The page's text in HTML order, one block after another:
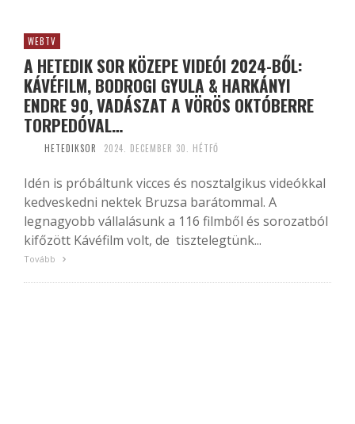
WEBTV
A HETEDIK SOR KÖZEPE VIDEÓI 2024-BŐL:
KÁVÉFILM, BODROGI GYULA & HARKÁNYI
ENDRE 90, VADÁSZAT A VÖRÖS OKTÓBERRE
TORPEDÓVAL…
HETEDIKSOR 2024. DECEMBER 30. HÉTFŐ
Idén is próbáltunk vicces és nosztalgikus videókkal
kedveskedni nektek Bruzsa barátommal. A
legnagyobb vállalásunk a 116 filmből és sorozatból
kifőzött Kávéfilm volt, de tisztelegtünk...
Tovább